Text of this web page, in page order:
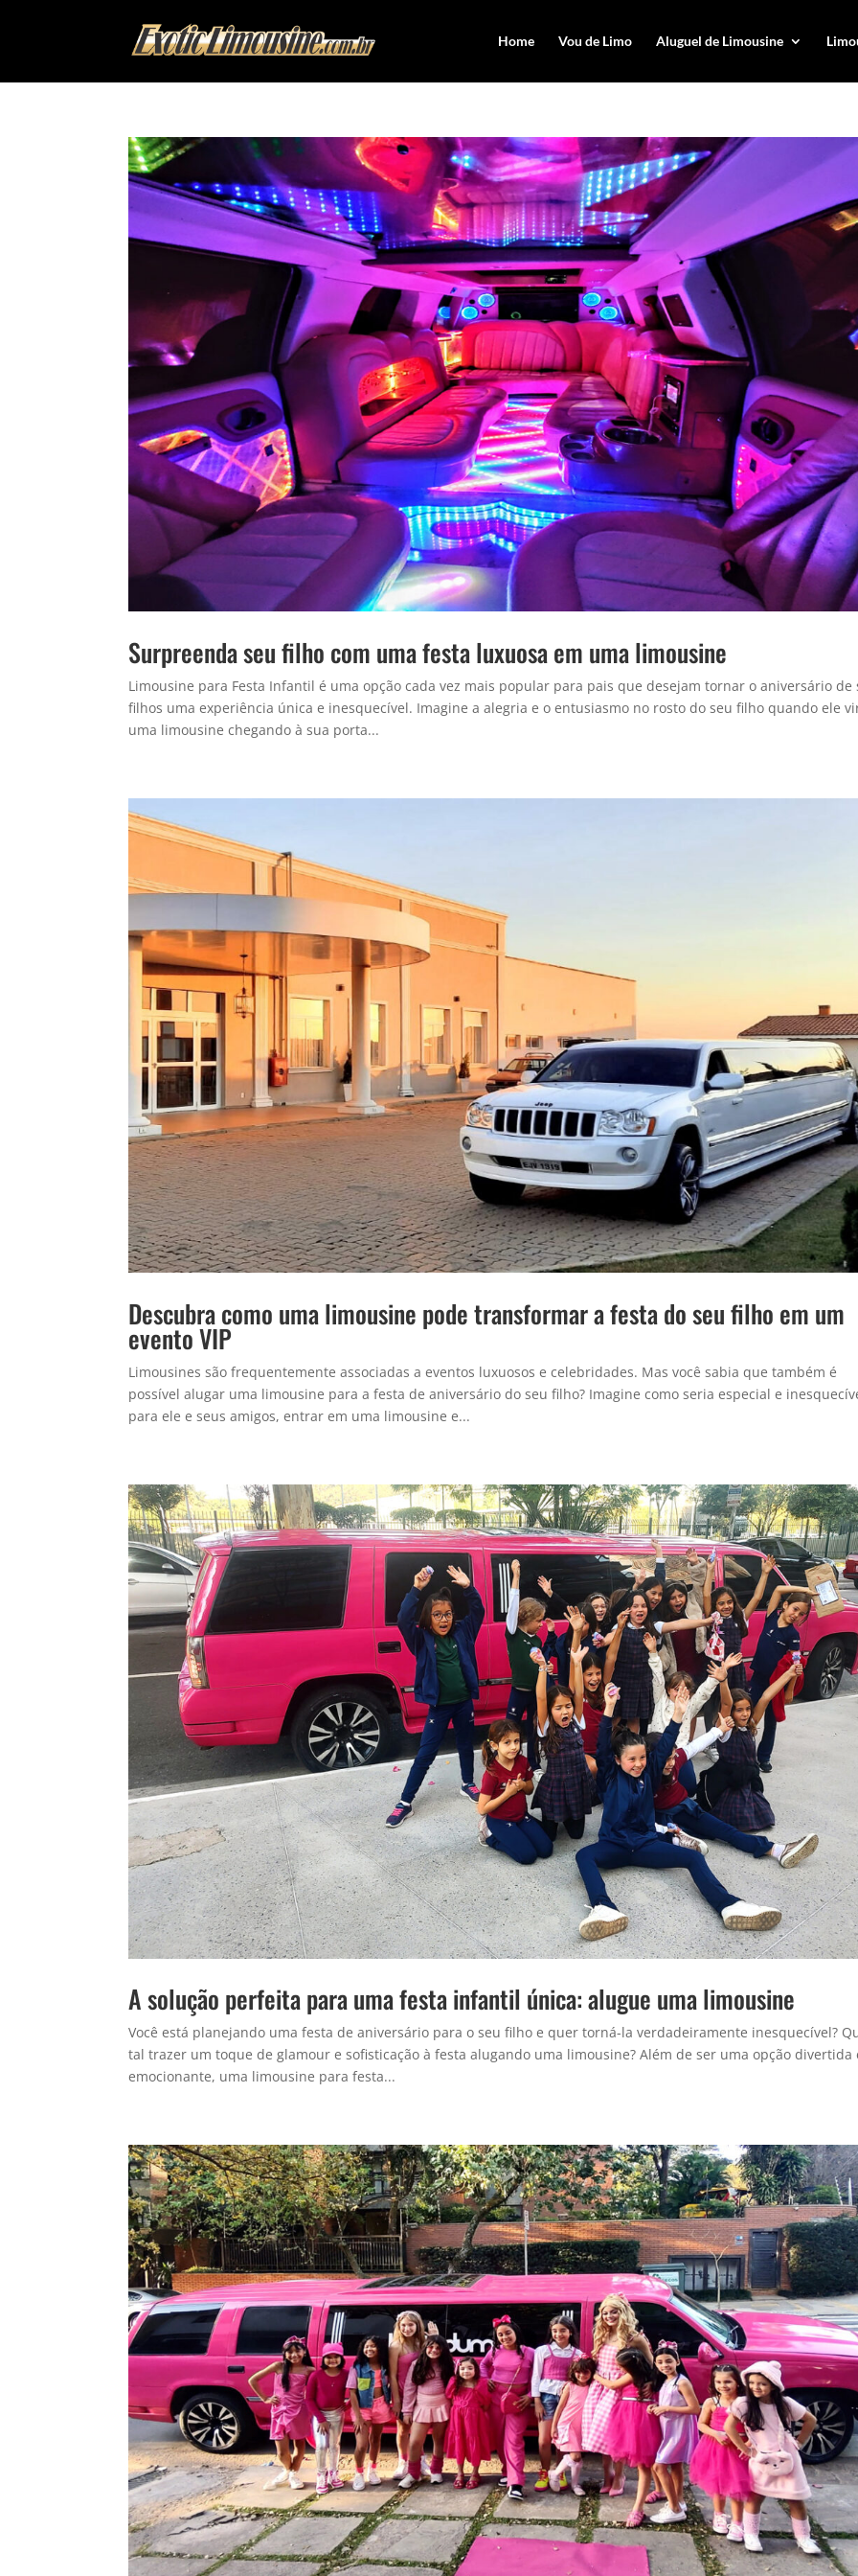
Home Vou de Limo Aluguel de Limousine
Surpreenda seu filho com uma festa luxuosa em uma limousine
Limousine para Festa Infantil é uma opção cada vez mais popular para pais que desejam tornar o aniversário de
filhos uma experiência única e inesquecível. Imagine a alegria e o entusiasmo no rosto do seu filho quando ele
uma limousine chegando à sua porta...
Descubra como uma limousine pode transformar a festa do seu filho em um
evento VIP
Limousines são frequentemente associadas a eventos luxuosos e celebridades. Mas você sabia que também é
possível alugar uma limousine para a festa de aniversário do seu filho? Imagine como seria especial e
para ele e seus amigos, entrar em uma limousine e...
A solução perfeita para uma festa infantil única: alugue uma limousine
Você está planejando uma festa de aniversário para o seu filho e quer torná-la verdadeiramente inesquecível?
tal trazer um toque de glamour e sofisticação à festa alugando uma limousine? Além de ser uma opção divertida
emocionante, uma limousine para festa...